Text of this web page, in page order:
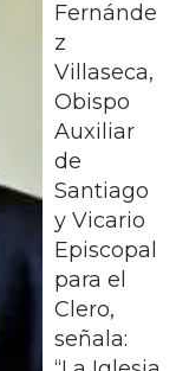
Fernánde
z
Villaseca,
Obispo
Auxiliar
de
Santiago
y Vicario
Episcopal
para el
Clero,
señala: